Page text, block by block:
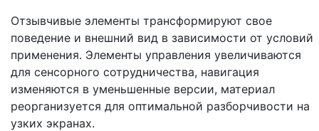
Отзывчивые элементы трансформируют свое
поведение и внешний вид в зависимости от условий
применения. Элементы управления увеличиваются
для сенсорного сотрудничества, навигация
изменяются в уменьшенные версии, материал
реорганизуется для оптимальной разборчивости на
узких экранах.